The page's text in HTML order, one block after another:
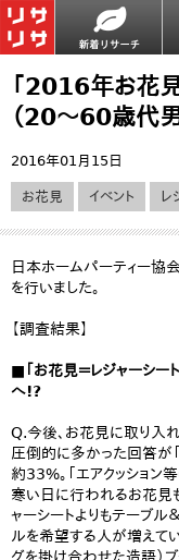
「2016年お花
（20～60歳代
2016年01月15日
お花見 イベント レ
日本ホームパーティー協
を行いました。
【調査結果】
■「お花見＝レジャーシー
へ!?
Q.今後、お花見に取り入
圧倒的に多かった回答が
約33%。「エアクッション
寒い日に行われるお花見
ャーシートよりもテーブル
ルを希望する人が増えてい